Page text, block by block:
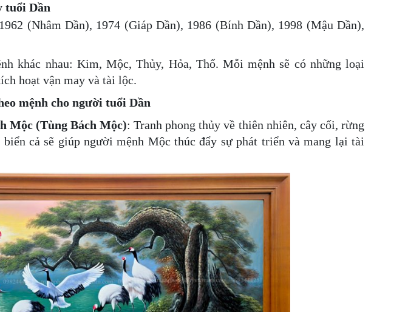
tuổi Dần
(Nhâm Dần), 1974 (Giáp Dần), 1986 (Bính Dần), 1998 (Mậu Dần),
khác nhau: Kim, Mộc, Thủy, Hỏa, Thổ. Mỗi mệnh sẽ có những loại
hoạt vận may và tài lộc.
mệnh cho người tuổi Dần
Mộc (Tùng Bách Mộc): Tranh phong thủy về thiên nhiên, cây cối, rừng
cả sẽ giúp người mệnh Mộc thúc đẩy sự phát triển và mang lại tài